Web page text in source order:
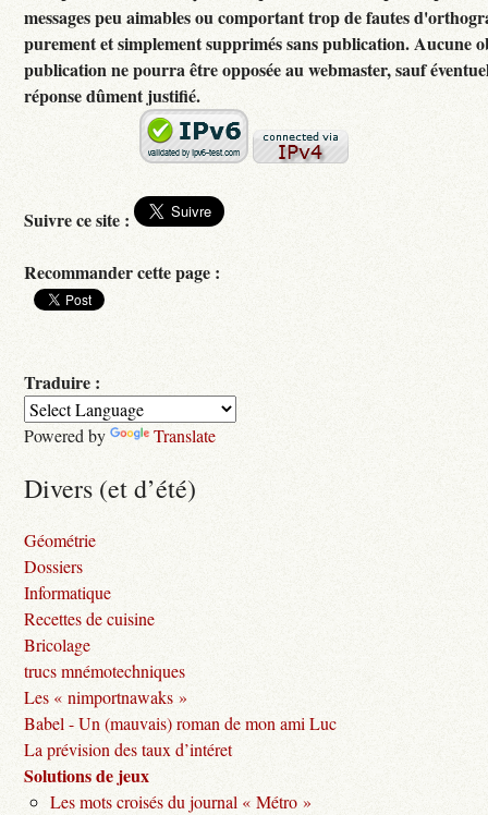
messages peu aimables ou comportant trop de fautes
purement et simplement supprimés sans publication. Aucune
publication ne pourra être opposée au webmaster, sauf
réponse dûment justifié.
Suivre ce site :
Recommander cette page :
Traduire :
Powered by Translate
Divers (et d’été)
Géométrie
Dossiers
Informatique
Recettes de cuisine
Bricolage
trucs mnémotechniques
Les « nimportnawaks »
Babel - Un (mauvais) roman de mon ami Luc
La prévision des taux d’intéret
Solutions de jeux
Les mots croisés du journal « Métro »